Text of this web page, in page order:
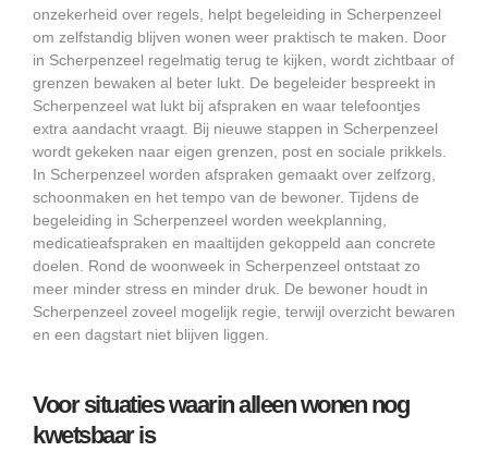
onzekerheid over regels, helpt begeleiding in Scherpenzeel
om zelfstandig blijven wonen weer praktisch te maken. Door
in Scherpenzeel regelmatig terug te kijken, wordt zichtbaar of
grenzen bewaken al beter lukt. De begeleider bespreekt in
Scherpenzeel wat lukt bij afspraken en waar telefoontjes
extra aandacht vraagt. Bij nieuwe stappen in Scherpenzeel
wordt gekeken naar eigen grenzen, post en sociale prikkels.
In Scherpenzeel worden afspraken gemaakt over zelfzorg,
schoonmaken en het tempo van de bewoner. Tijdens de
begeleiding in Scherpenzeel worden weekplanning,
medicatieafspraken en maaltijden gekoppeld aan concrete
doelen. Rond de woonweek in Scherpenzeel ontstaat zo
meer minder stress en minder druk. De bewoner houdt in
Scherpenzeel zoveel mogelijk regie, terwijl overzicht bewaren
en een dagstart niet blijven liggen.
Voor situaties waarin alleen wonen nog
kwetsbaar is